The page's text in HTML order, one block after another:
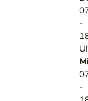
-
-